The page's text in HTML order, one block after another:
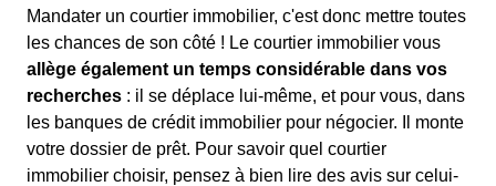
Mandater un courtier immobilier, c'est donc mettre toutes
les chances de son côté ! Le courtier immobilier vous
allège également un temps considérable dans vos
recherches : il se déplace lui-même, et pour vous, dans
les banques de crédit immobilier pour négocier. Il monte
votre dossier de prêt. Pour savoir quel courtier
immobilier choisir, pensez à bien lire des avis sur celui-